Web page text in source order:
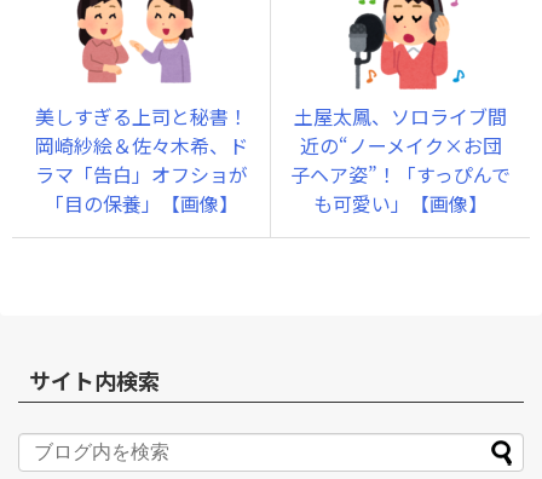
美しすぎる上司と秘書！
岡崎紗絵＆佐々木希、ド
ラマ「告白」オフショが
「目の保養」【画像】
土屋太鳳、ソロライブ間
近の“ノーメイク×お団
子ヘア姿”！「すっぴんで
も可愛い」【画像】
サイト内検索